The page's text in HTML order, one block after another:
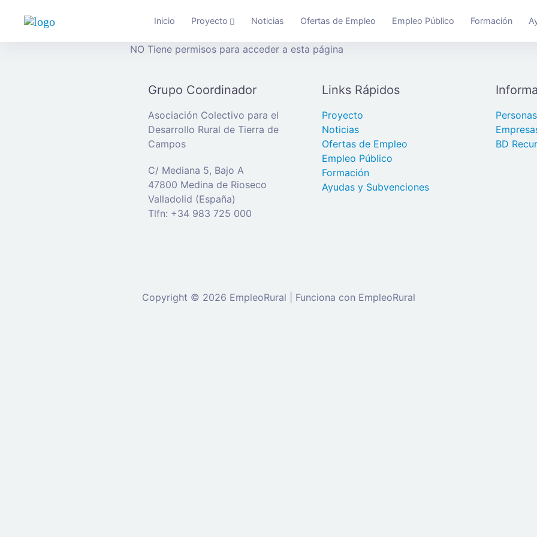
Inicio Proyecto Noticias Ofertas de Empleo Empleo Público Formación
NO Tiene permisos para acceder a esta página
Grupo Coordinador
Asociación Colectivo para el
Desarrollo Rural de Tierra de
Campos
C/ Mediana 5, Bajo A
47800 Medina de Rioseco
Valladolid (España)
Tlfn: +34 983 725 000
Links Rápidos
Proyecto
Noticias
Ofertas de Empleo
Empleo Público
Formación
Ayudas y Subvenciones
BD
Copyright © 2026 EmpleoRural | Funciona con EmpleoRural